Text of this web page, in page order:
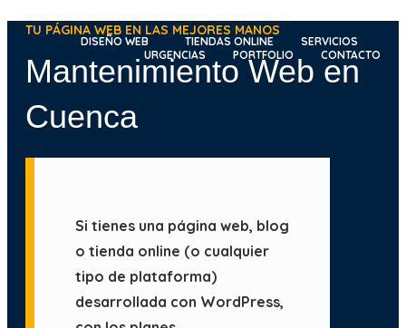
contenido
DISEÑO WEB TIENDAS ONLINE
SERVICIOS
URGENCIAS
PORTFOLIO CONTACTO
TU PÁGINA WEB EN LAS MEJORES MANOS
Mantenimiento Web en
Cuenca
Si tienes una página web, blog
o tienda online (o cualquier
tipo de plataforma)
desarrollada con WordPress,